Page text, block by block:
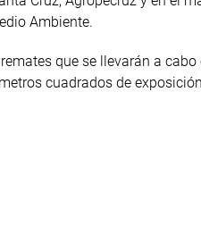
Ambiente.
que se llevarán a cabo
cuadrados de